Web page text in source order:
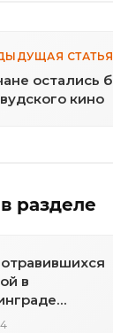
СТАТЬЯ
остались
кино
разделе
в
67 человек